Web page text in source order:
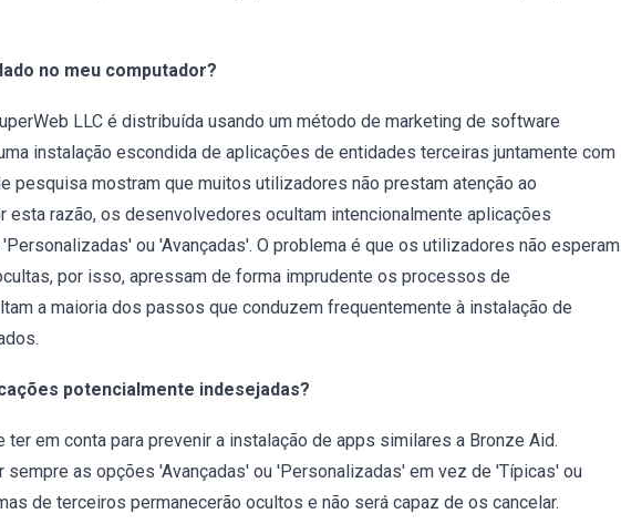
no meu computador?
LLC é distribuída usando um método de marketing de software
instalação escondida de aplicações de entidades terceiras juntamente com
pesquisa mostram que muitos utilizadores não prestam atenção ao
esta razão, os desenvolvedores ocultam intencionalmente aplicações
ou 'Avançadas'. O problema é que os utilizadores não esperam
por isso, apressam de forma imprudente os processos de
a maioria dos passos que conduzem frequentemente à instalação de
potencialmente indesejadas?
em conta para prevenir a instalação de apps similares a Bronze Aid.
as opções 'Avançadas' ou 'Personalizadas' em vez de 'Típicas' ou
de terceiros permanecerão ocultos e não será capaz de os cancelar.